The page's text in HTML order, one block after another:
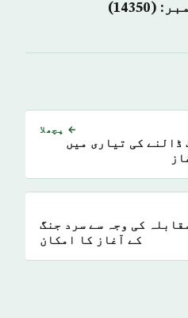
← پچھلا
ڈالنے کی تیاری میں
کی وجہ سے سرد جنگ
کے آغاز کا امکان